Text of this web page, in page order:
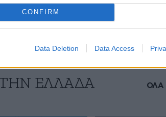
CONFIRM
Data Deletion Data Access
ΕΛΛΑΔΑ ΟΛΑ